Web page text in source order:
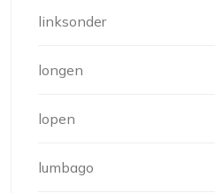
linksonder
longen
lopen
lumbago